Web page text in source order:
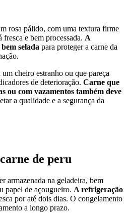
rosa pálido, com uma textura firme
e bem processada. A
selada para proteger a carne da
cheiro estranho ou que pareça
de deterioração. Carne que
ou com vazamentos também deve
a qualidade e a segurança da
de peru
armazenada na geladeira, bem
papel de açougueiro. A refrigeração
por até dois dias. O congelamento
a longo prazo.